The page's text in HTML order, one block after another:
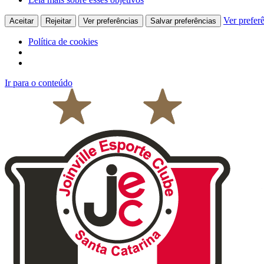
Aceitar Rejeitar Ver preferências Salvar preferências Ver
Política de cookies
Ir para o conteúdo